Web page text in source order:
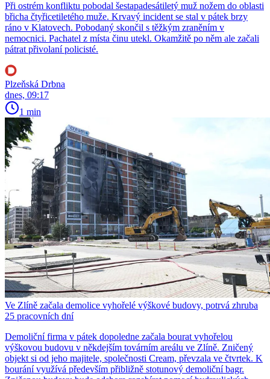
Při ostrém konfliktu pobodal šestapadesátiletý muž nožem do oblasti
břicha čtyřicetiletého muže. Krvavý incident se stal v pátek brzy
ráno v Klatovech. Pobodaný skončil s těžkým zraněním v
nemocnici. Pachatel z místa činu utekl. Okamžitě po něm ale začali
pátrat přivolaní policisté.
Plzeňská Drbna
dnes, 09:17
1 min
Ve Zlíně začala demolice vyhořelé výškové budovy, potrvá zhruba
25 pracovních dní
Demoliční firma v pátek dopoledne začala bourat vyhořelou
výškovou budovu v někdejším továrním areálu ve Zlíně. Zničený
objekt si od jeho majitele, společnosti Cream, převzala ve čtvrtek. K
bourání využívá především přibližně stotunový demoliční bagr.